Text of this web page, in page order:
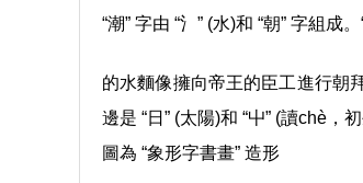
“潮” 字由 “氵” (水)和 “朝” 字組成
的水麵像擁向帝王的臣工進行朝
邊是 “日” (太陽)和 “屮” (讀chè
圖為 “象形字書畫” 造形